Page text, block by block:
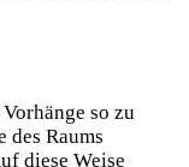
so zu
des​ Raums
diese Weise